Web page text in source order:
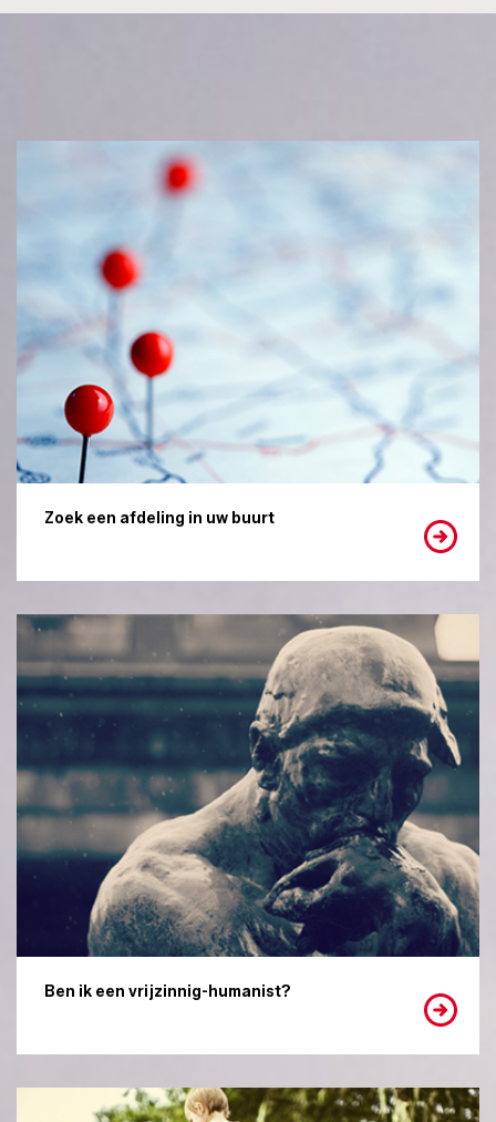
Zoek een afdeling in uw buurt
Ben ik een vrijzinnig-humanist?